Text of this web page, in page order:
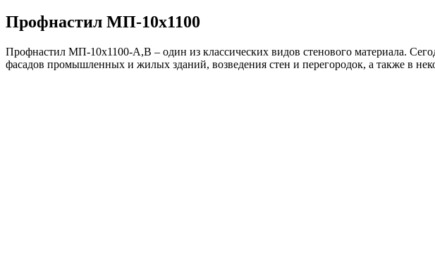
Профнастил МП-10х1100
Профнастил МП-10х1100-A,В – один из классических видов стенового материала.
фасадов промышленных и жилых зданий, возведения стен и перегородок, а также в